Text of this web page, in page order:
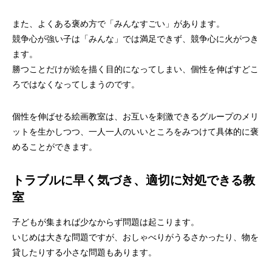
また、よくある褒め方で「みんなすごい」があります。
競争心が強い子は「みんな」では満足できず、競争心に火がつき
ます。
勝つことだけが絵を描く目的になってしまい、個性を伸ばすどこ
ろではなくなってしまうのです。
個性を伸ばせる絵画教室は、お互いを刺激できるグループのメリ
ットを生かしつつ、一人一人のいいところをみつけて具体的に褒
めることができます。
トラブルに早く気づき、適切に対処できる教
室
子どもが集まれば少なからず問題は起こります。
いじめは大きな問題ですが、おしゃべりがうるさかったり、物を
貸したりする小さな問題もあります。